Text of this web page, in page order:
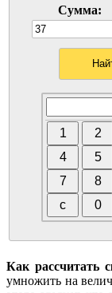
Сумма:
Как рассчитать
умножить на